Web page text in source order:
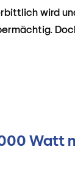
wird
Watt